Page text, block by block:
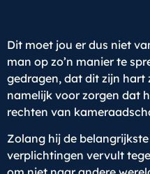
Dit moet jou er dus niet
man op zo’n manier te
gedragen, dat dit zijn hart
namelijk voor zorgen dat
rechten van
Zolang hij de
verplichtingen vervult